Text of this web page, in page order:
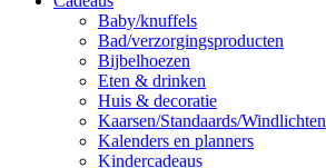
Baby/knuffels
Bad/verzorgingsproducten
Bijbelhoezen
Eten & drinken
Huis & decoratie
Kaarsen/Standaards/Windlichten
Kalenders en planners
Kindercadeaus